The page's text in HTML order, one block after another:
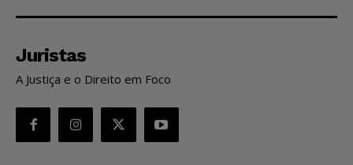
Juristas
A Justiça e o Direito em Foco